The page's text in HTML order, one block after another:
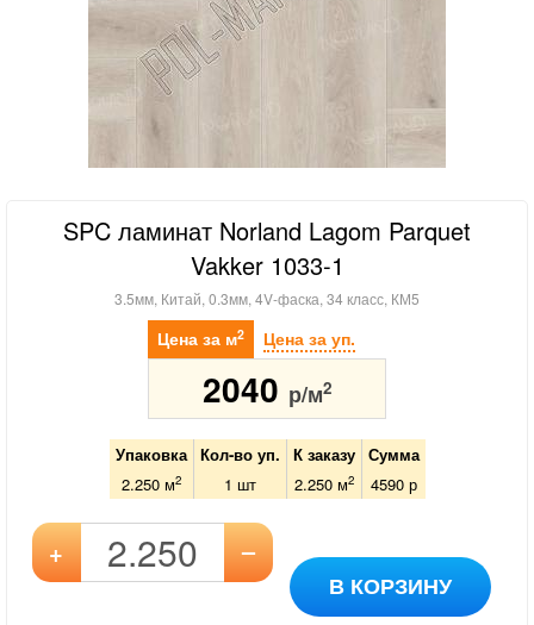
SPC ламинат Norland Lagom Parquet
Vakker 1033-1
3.5мм, Китай, 0.3мм, 4V-фаска, 34 класс, КМ5
Цена за м2 Цена за уп.
2040 р/м2
Упаковка Кол-во уп. К заказу
Сумма
2.250 м2 1 шт 2.250м2 4590р
+ –
В КОРЗИНУ